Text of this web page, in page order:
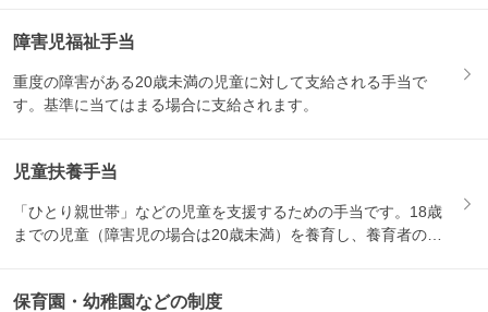
障害児福祉手当
重度の障害がある20歳未満の児童に対して支給される手当で
す。基準に当てはまる場合に支給されます。
児童扶養手当
「ひとり親世帯」などの児童を支援するための手当です。18歳
までの児童（障害児の場合は20歳未満）を養育し、養育者の所
保育園・幼稚園などの制度